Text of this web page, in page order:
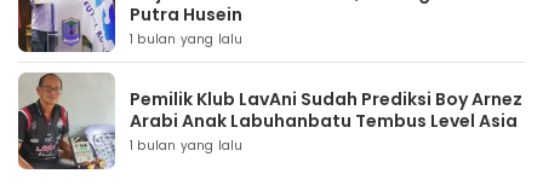
Putra Husein
1 bulan yang lalu
Pemilik Klub LavAni Sudah Prediksi Boy Arnez
Arabi Anak Labuhanbatu Tembus Level Asia
1 bulan yang lalu